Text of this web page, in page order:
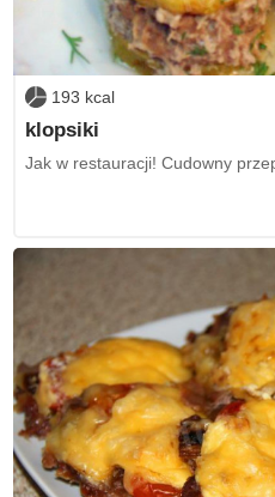
193 kcal
klopsiki
Jak w restauracji! Cudowny